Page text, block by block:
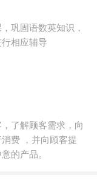
巩固语数英知识，
相应辅导
了解顾客需求，向
费 ，并向顾客提
的产品。